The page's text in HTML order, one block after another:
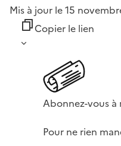
Mis à jour le 15
Copier le lien
Abonnez-vous
Pour ne rien